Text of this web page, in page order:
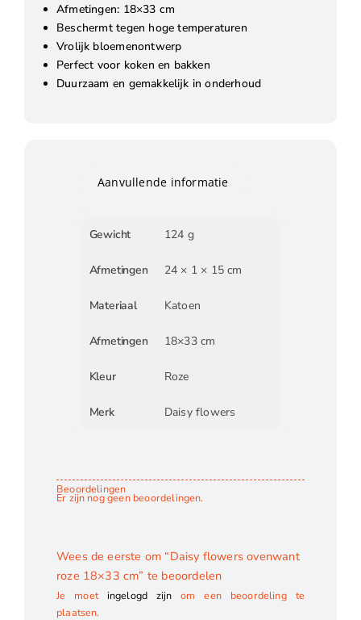
Afmetingen: 18×33 cm
Beschermt tegen hoge temperaturen
Vrolijk bloemenontwerp
Perfect voor koken en bakken
Duurzaam en gemakkelijk in onderhoud
Aanvullende informatie
Gewicht 124 g
Afmetingen 24 × 1 × 15 cm
Materiaal Katoen
Afmetingen 18×33 cm
Kleur Roze
Merk Daisy flowers
Beoordelingen
Er zijn nog geen beoordelingen.
Wees de eerste om “Daisy flowers ovenwant
roze 18×33 cm” te beoordelen
Je moet ingelogd zijn om een beoordeling te
plaatsen.